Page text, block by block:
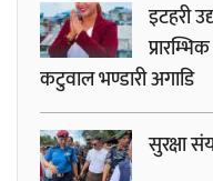
इटहरी
कटुवाल भण्डारी अगाडि
सुरक्षा